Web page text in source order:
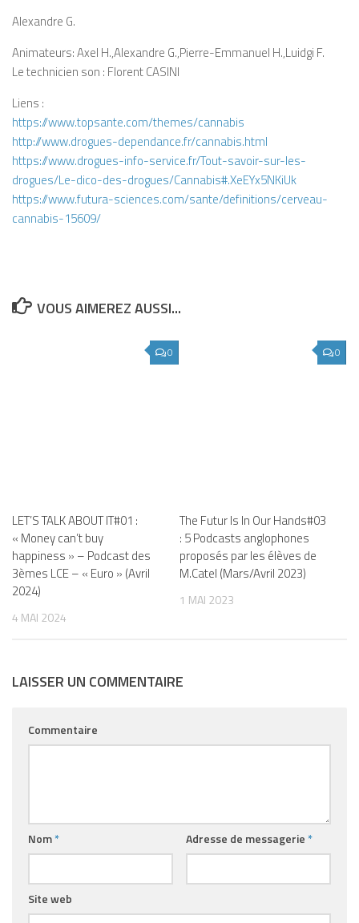
Alexandre G.
Animateurs: Axel H.,Alexandre G.,Pierre-Emmanuel H.,Luidgi F.
Le technicien son : Florent CASINI
Liens :
https://www.topsante.com/themes/cannabis
http://www.drogues-dependance.fr/cannabis.html
https://www.drogues-info-service.fr/Tout-savoir-sur-les-
drogues/Le-dico-des-drogues/Cannabis#.XeEYx5NKiUk
https://www.futura-sciences.com/sante/definitions/cerveau-
cannabis-15609/
VOUS AIMEREZ AUSSI...
0
LET’S TALK ABOUT IT#01 :
« Money can’t buy
happiness » – Podcast des
3èmes LCE – « Euro » (Avril
2024)
4 MAI 2024
0
The Futur Is In Our Hands#03
: 5 Podcasts anglophones
proposés par les élèves de
M.Catel (Mars/Avril 2023)
1 MAI 2023
LAISSER UN COMMENTAIRE
Commentaire
Nom* Adresse de messagerie *
Site web